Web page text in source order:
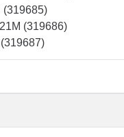
(319685)
(319686)